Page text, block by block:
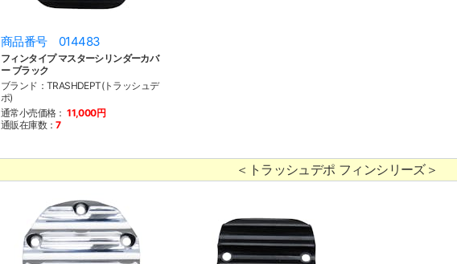
商品番号 014483
フィンタイプ マスターシリンダーカバ
ー ブラック
ブランド：TRASHDEPT(トラッシュデ
ポ)
通常小売価格： 11,000円
通販在庫数：7
＜トラッシュデポ フィンシリーズ＞